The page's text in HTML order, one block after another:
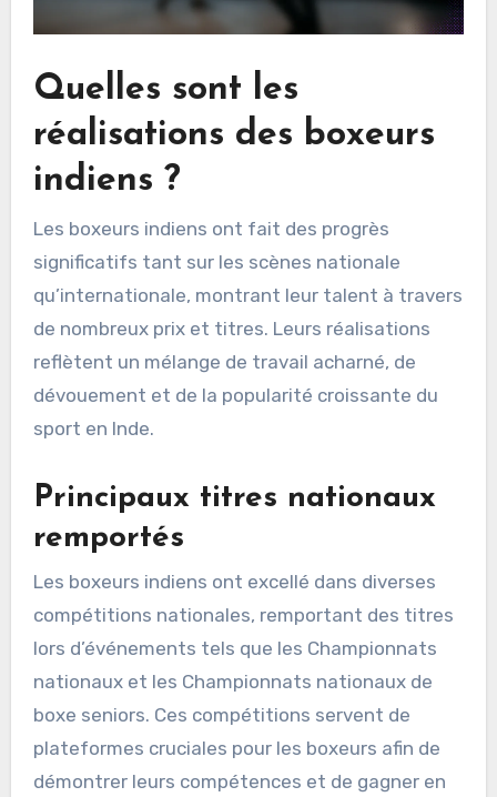
Quelles sont les
réalisations des boxeurs
indiens ?
Les boxeurs indiens ont fait des progrès
significatifs tant sur les scènes nationale
qu’internationale, montrant leur talent à travers
de nombreux prix et titres. Leurs réalisations
reflètent un mélange de travail acharné, de
dévouement et de la popularité croissante du
sport en Inde.
Principaux titres nationaux
remportés
Les boxeurs indiens ont excellé dans diverses
compétitions nationales, remportant des titres
lors d’événements tels que les Championnats
nationaux et les Championnats nationaux de
boxe seniors. Ces compétitions servent de
plateformes cruciales pour les boxeurs afin de
démontrer leurs compétences et de gagner en